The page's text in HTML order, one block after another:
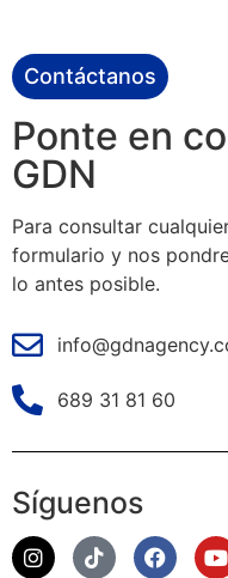
Contáctanos
Ponte en
GDN
Para consultar
formulario y nos
lo antes posible.
689 31 81 60
Síguenos